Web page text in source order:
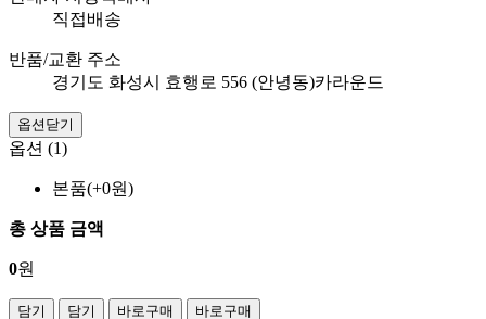
직접배송
반품/교환 주소
경기도 화성시 효행로 556 (안녕동)카라운드
옵션닫기
옵션 (1)
본품(+0원)
총 상품 금액
0원
담기 담기 바로구매 바로구매